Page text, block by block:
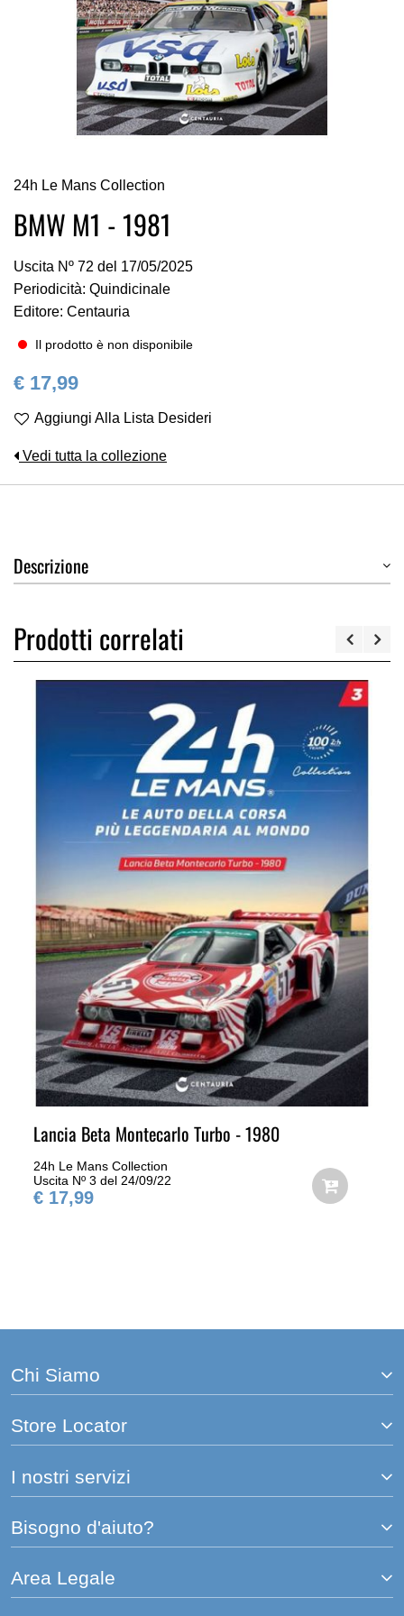
all'inizio
della
galleria
immagini
24h Le Mans Collection
BMW M1 - 1981
Uscita Nº 72 del 17/05/2025
Periodicità: Quindicinale
Editore: Centauria
Il prodotto è non disponibile
€ 17,99
Aggiungi Alla Lista Desideri
Vedi tutta la collezione
Descrizione
Prodotti correlati
Lancia Beta Montecarlo Turbo - 1980
24h Le Mans Collection
Uscita Nº 3 del 24/09/22
€ 17,99
Chi Siamo
Store Locator
I nostri servizi
Bisogno d'aiuto?
Area Legale